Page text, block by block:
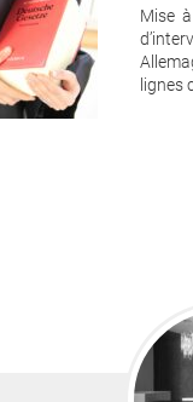
Mise
lignes